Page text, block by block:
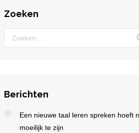
Zoeken
Zoeken:
Berichten
Een nieuwe taal leren spreken hoeft
moeilijk te zijn